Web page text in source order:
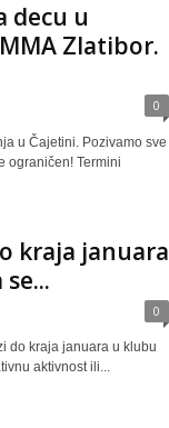
decu u
Zlatibor.
0
u Čajetini. Pozivamo sve
ograničen! Termini
kraja januara
0
do kraja januara u klubu
aktivnost ili...